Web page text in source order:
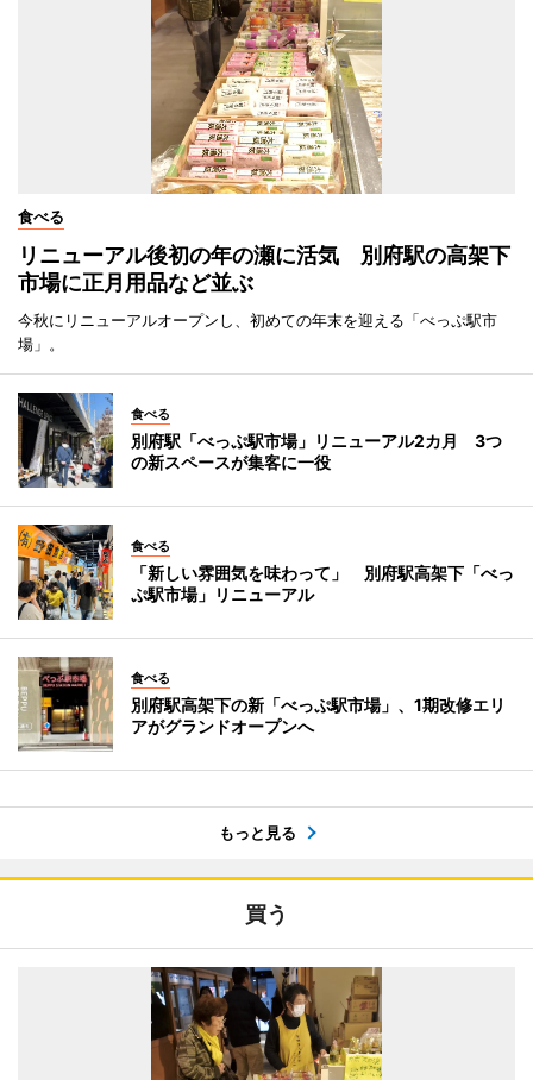
食べる
リニューアル後初の年の瀬に活気 別府駅の高架下
市場に正月用品など並ぶ
今秋にリニューアルオープンし、初めての年末を迎える「べっぷ駅市
場」。
食べる
別府駅「べっぷ駅市場」リニューアル2カ月 3つ
の新スペースが集客に一役
食べる
「新しい雰囲気を味わって」 別府駅高架下「べっ
ぷ駅市場」リニューアル
食べる
別府駅高架下の新「べっぷ駅市場」、1期改修エリ
アがグランドオープンへ
もっと見る
買う